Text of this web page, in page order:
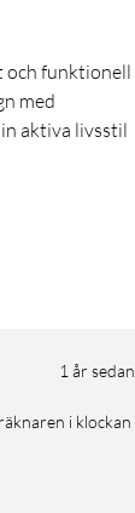
och funktionell
med
aktiva livsstil
1 år sedan